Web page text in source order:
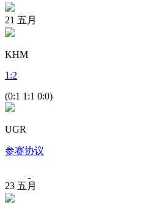
21 五月
KHM
1 :2
(0:1 1:1 0:0)
UGR
参赛协议
23 五月